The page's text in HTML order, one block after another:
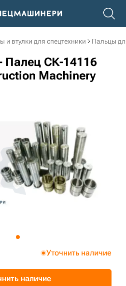
и втулки для спецтехники Пальцы
Палец СК-14116
Machinery
Уточнить наличие
наличие